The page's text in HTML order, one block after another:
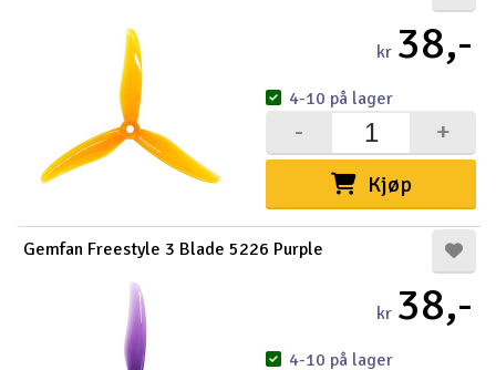
kr 38,-
Kjøp
+
-
4-10 på lager
Gemfan Freestyle 3 Blade 5226 Purple
kr 38,-
4-10 på lager